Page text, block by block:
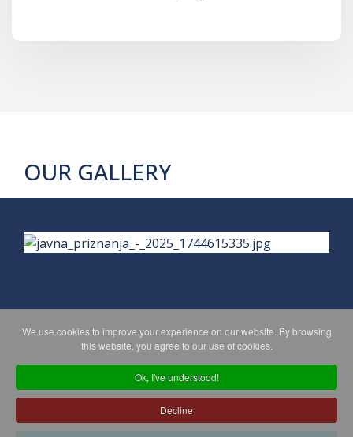
OUR GALLERY
PRIVACY POLICY MAPA WEBA
Copyright © 2026 Koprivničko - križevačka županija. All Rights
Reserved.
We use cookies to improve your experience on our website. By browsing
this website, you agree to our use of cookies.
Ok, I've understood!
Decline